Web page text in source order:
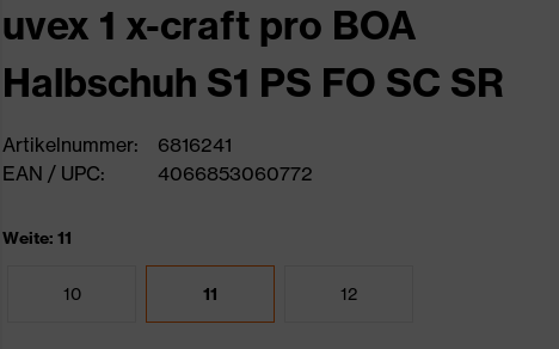
uvex 1 x-craft pro BOA
Halbschuh S1 PS FO SC SR
Artikelnummer:
6816241
EAN / UPC:
4066853060772
Weite: 11
10 11 12